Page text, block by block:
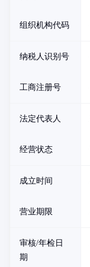
组织机构代码
纳税人识别号
工商注册号
法定代表人
经营状态
成立时间
营业期限
审核/年检日
期